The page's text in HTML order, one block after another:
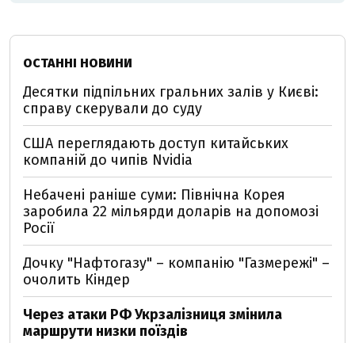
ОСТАННІ НОВИНИ
Десятки підпільних гральних залів у Києві:
справу скерували до суду
США переглядають доступ китайських
компаній до чипів Nvidia
Небачені раніше суми: Північна Корея
заробила 22 мільярди доларів на допомозі
Росії
Дочку "Нафтогазу" – компанію "Газмережі" –
очолить Кіндер
Через атаки РФ Укрзалізниця змінила
маршрути низки поїздів